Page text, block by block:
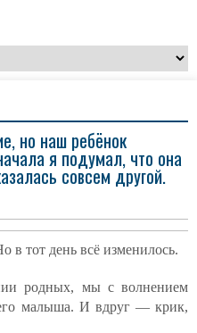
но наш ребёнок
я подумал, что она
совсем другой.
в тот день всё изменилось.
родных, мы с волнением
малыша. И вдруг — крик,